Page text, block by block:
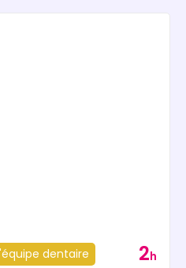
dentaire 2h